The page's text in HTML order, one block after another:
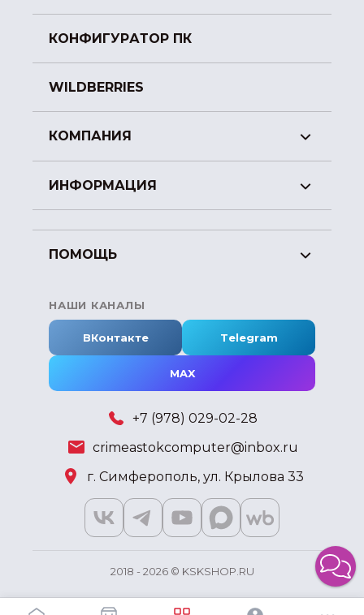
КОНФИГУРАТОР ПК
WILDBERRIES
КОМПАНИЯ
ИНФОРМАЦИЯ
ПОМОЩЬ
НАШИ КАНАЛЫ
ВКонтакте Telegram
MAX
+7 (978) 029-02-28
crimeastokcomputer@inbox.ru
г. Симферополь, ул. Крылова 33
2018 - 2026 © KSKSHOP.RU